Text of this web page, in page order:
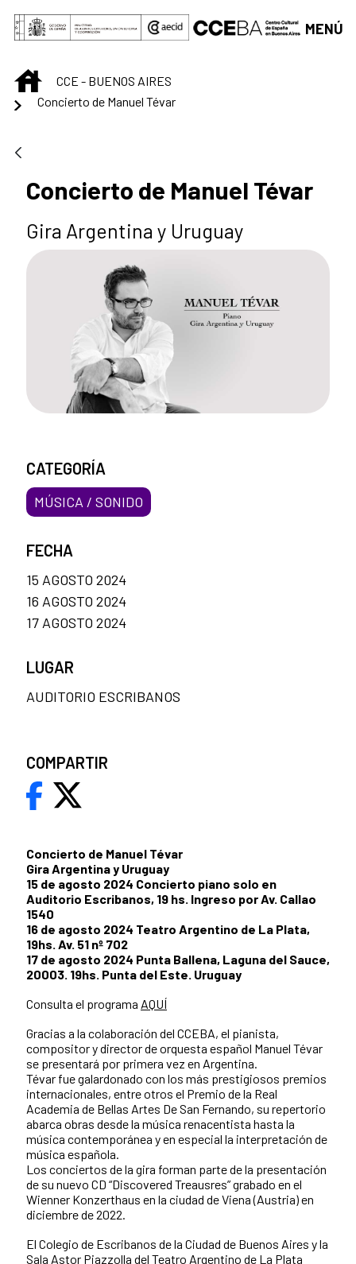
Saltar al contenido principal
MENÚ
INICIOCCE - BUENOS AIRES
Concierto de Manuel Tévar
Concierto de Manuel Tévar
Gira Argentina y Uruguay
Concierto de Manuel Tévar
Gira Argentina y Uruguay
15 de agosto 2024 Concierto piano solo en
Auditorio Escribanos, 19 hs. Ingreso por Av. Callao
1540
16 de agosto 2024 Teatro Argentino de La Plata,
19hs. Av. 51 nº 702
17 de agosto 2024 Punta Ballena, Laguna del Sauce,
20003. 19hs. Punta del Este. Uruguay
Consulta el programa AQUÍ
Gracias a la colaboración del CCEBA, el pianista,
compositor y director de orquesta español Manuel Tévar
se presentará por primera vez en Argentina.
Tévar fue galardonado con los más prestigiosos premios
internacionales, entre otros el Premio de la Real
Academia de Bellas Artes De San Fernando, su repertorio
abarca obras desde la música renacentista hasta la
música contemporánea y en especial la interpretación de
música española.
Los conciertos de la gira forman parte de la presentación
de su nuevo CD “Discovered Treausres” grabado en el
Wienner Konzerthaus en la ciudad de Viena (Austria) en
diciembre de 2022.
El Colegio de Escribanos de la Ciudad de Buenos Aires y la
Sala Astor Piazzolla del Teatro Argentino de La Plata
CATEGORÍA
MÚSICA / SONIDO
FECHA
15 AGOSTO 2024
16 AGOSTO 2024
17 AGOSTO 2024
LUGAR
AUDITORIO ESCRIBANOS
COMPARTIR